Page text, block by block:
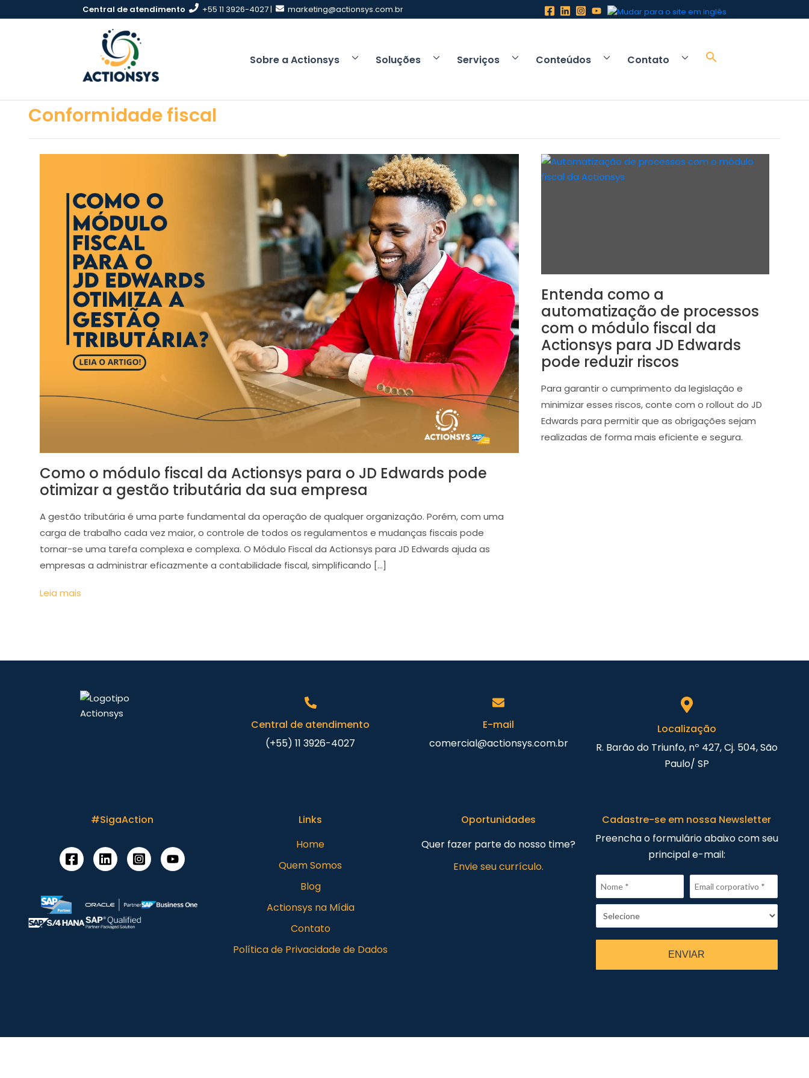
para
Central de atendimento +55 11 3926-4027 | marketing@actionsys.com.br
Sobre a Actionsys Soluções Serviços Conteúdos Contato
Conformidade fiscal
Como o módulo fiscal da Actionsys para o JD Edwards pode
otimizar a gestão tributária da sua empresa
A gestão tributária é uma parte fundamental da operação de qualquer organização. Porém, com uma
carga de trabalho cada vez maior, o controle de todos os regulamentos e mudanças fiscais pode
tornar-se uma tarefa complexa e complexa. O Módulo Fiscal da Actionsys para JD Edwards ajuda as
empresas a administrar eficazmente a contabilidade fiscal, simplificando […]
Leia mais
Entenda como a
automatização de processos
com o módulo fiscal da
Actionsys para JD Edwards
pode reduzir riscos
Para garantir o cumprimento da legislação e
minimizar esses riscos, conte com o rollout do JD
Edwards para permitir que as obrigações sejam
realizadas de forma mais eficiente e segura.
Central de atendimento
(+55) 11 3926-4027
E-mail
comercial@actionsys.com.br
Localização
R. Barão do Triunfo, nº 427, Cj. 504, São
Paulo/ SP
#SigaAction
Links
Home
Quem Somos
Blog
Actionsys na Mídia
Contato
Política de Privacidade de Dados
Oportunidades
Quer fazer parte do nosso time?
Envie seu currículo.
Cadastre-se em nossa Newsletter
Preencha o formulário abaixo com seu
principal e-mail:
ENVIAR